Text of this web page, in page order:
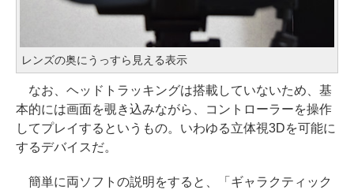
レンズの奥にうっすら見える表示
なお、ヘッドトラッキングは搭載していないため、基
本的には画面を覗き込みながら、コントローラーを操作
してプレイするというもの。いわゆる立体視3Dを可能に
するデバイスだ。
簡単に両ソフトの説明をすると、「ギャラクティック